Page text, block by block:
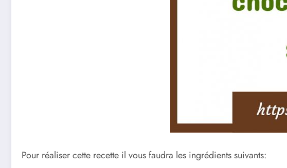
Pour réaliser cette recette il vous faudra les ingrédients suivants: